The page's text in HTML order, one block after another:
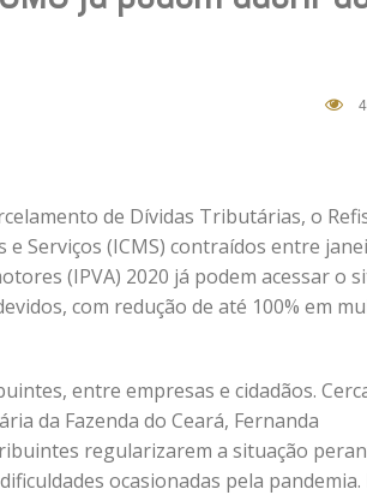
de Dívidas Tributárias, o
Serviços (ICMS) contraídos entre
(IPVA) 2020 já podem acessar o
com redução de até 100% em
entre empresas e cidadãos.
da Fazenda do Ceará, Fernanda
regularizarem a situação
ocasionadas pela pandemia.